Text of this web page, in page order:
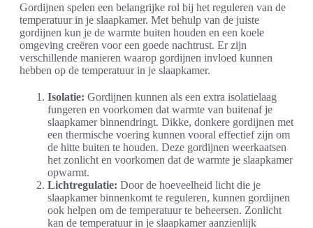
Gordijnen spelen een belangrijke rol bij het reguleren van de
temperatuur in je slaapkamer. Met behulp van de juiste
gordijnen kun je de warmte buiten houden en een koele
omgeving creëren voor een goede nachtrust. Er zijn
verschillende manieren waarop gordijnen invloed kunnen
hebben op de temperatuur in je slaapkamer.
Isolatie: Gordijnen kunnen als een extra isolatielaag
fungeren en voorkomen dat warmte van buitenaf je
slaapkamer binnendringt. Dikke, donkere gordijnen met
een thermische voering kunnen vooral effectief zijn om
de hitte buiten te houden. Deze gordijnen weerkaatsen
het zonlicht en voorkomen dat de warmte je slaapkamer
opwarmt.
Lichtregulatie: Door de hoeveelheid licht die je
slaapkamer binnenkomt te reguleren, kunnen gordijnen
ook helpen om de temperatuur te beheersen. Zonlicht
kan de temperatuur in je slaapkamer aanzienlijk